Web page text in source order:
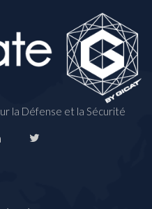
la Défense et la Sécurité